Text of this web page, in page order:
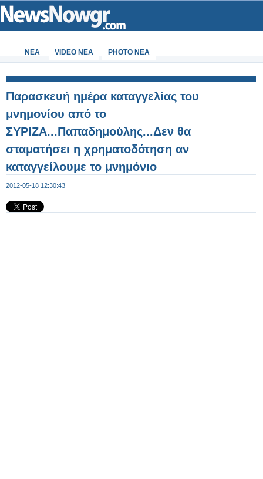
ΝΕΑ VIDEO NEA PHOTO NEA
Παρασκευή ημέρα καταγγελίας του
μνημονίου από το
ΣΥΡΙΖΑ...Παπαδημούλης...Δεν θα
σταματήσει η χρηματοδότηση αν
καταγγείλουμε το μνημόνιο
2012-05-18 12:30:43